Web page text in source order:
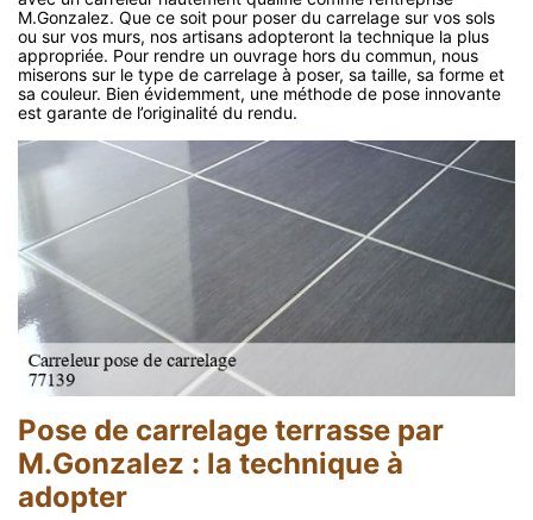
M.Gonzalez. Que ce soit pour poser du carrelage sur vos sols
ou sur vos murs, nos artisans adopteront la technique la plus
appropriée. Pour rendre un ouvrage hors du commun, nous
miserons sur le type de carrelage à poser, sa taille, sa forme et
sa couleur. Bien évidemment, une méthode de pose innovante
est garante de l’originalité du rendu.
Pose de carrelage terrasse par
M.Gonzalez : la technique à
adopter